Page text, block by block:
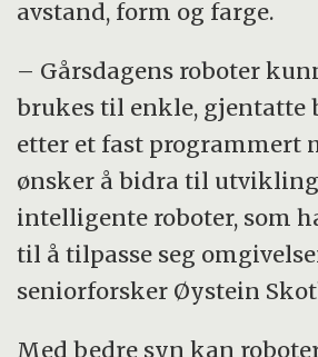
avstand, form og farge.
– Gårsdagens roboter
brukes til enkle, gjentatte
etter et fast programmert
ønsker å bidra til
intelligente roboter, som
til å tilpasse seg
seniorforsker Øystein
Med bedre syn kan